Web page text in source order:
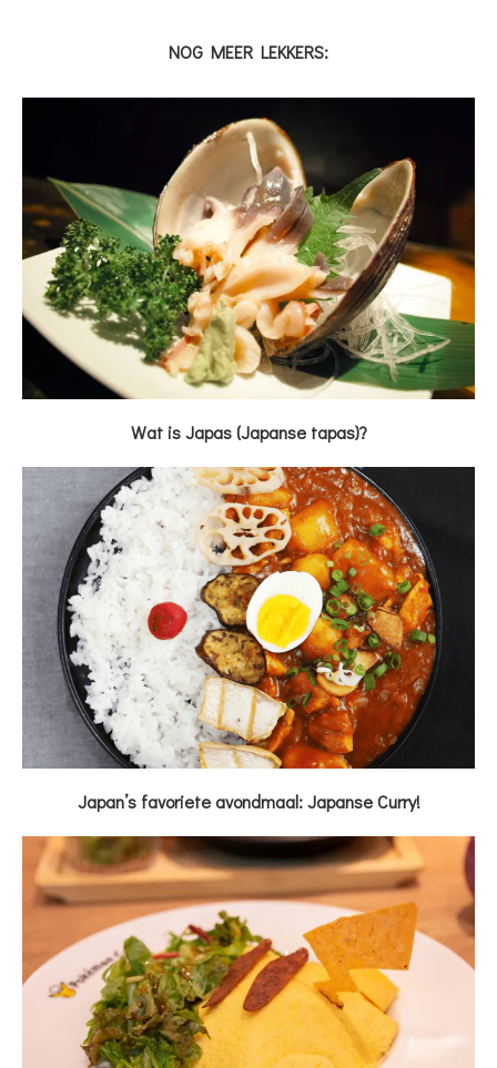
NOG MEER LEKKERS:
Wat is Japas (Japanse tapas)?
Japan’s favoriete avondmaal: Japanse Curry!